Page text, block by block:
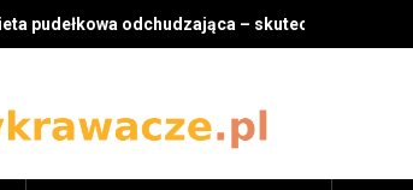
pudełkowa odchudzająca – skuteczny sposób